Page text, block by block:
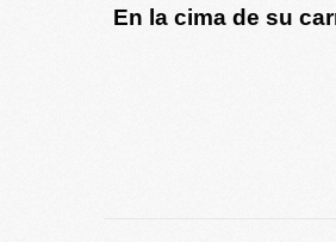
En la cima de su